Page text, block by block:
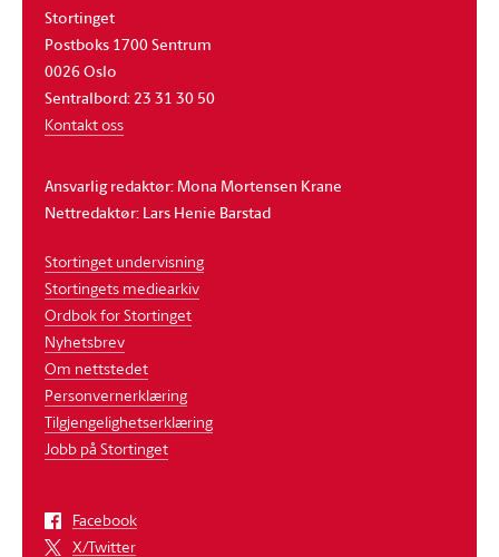
Stortinget
Postboks 1700 Sentrum
0026 Oslo
Sentralbord: 23 31 30 50
Kontakt oss
Ansvarlig redaktør: Mona Mortensen Krane
Nettredaktør: Lars Henie Barstad
Stortinget undervisning
Stortingets mediearkiv
Ordbok for Stortinget
Nyhetsbrev
Om nettstedet
Personvernerklæring
Tilgjengelighetserklæring
Jobb på Stortinget
Facebook
X/Twitter